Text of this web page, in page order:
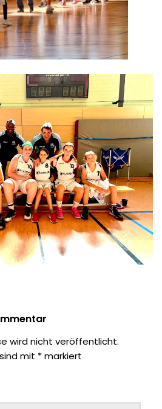
wird nicht veröffentlicht.
mit *markiert